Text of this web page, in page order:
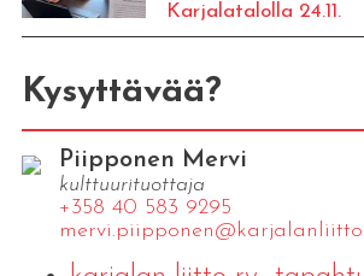
Karjalatalolla 24.11.
Kysyttävää?
Piipponen Mervi
kulttuurituottaja
+358 40 583 9295